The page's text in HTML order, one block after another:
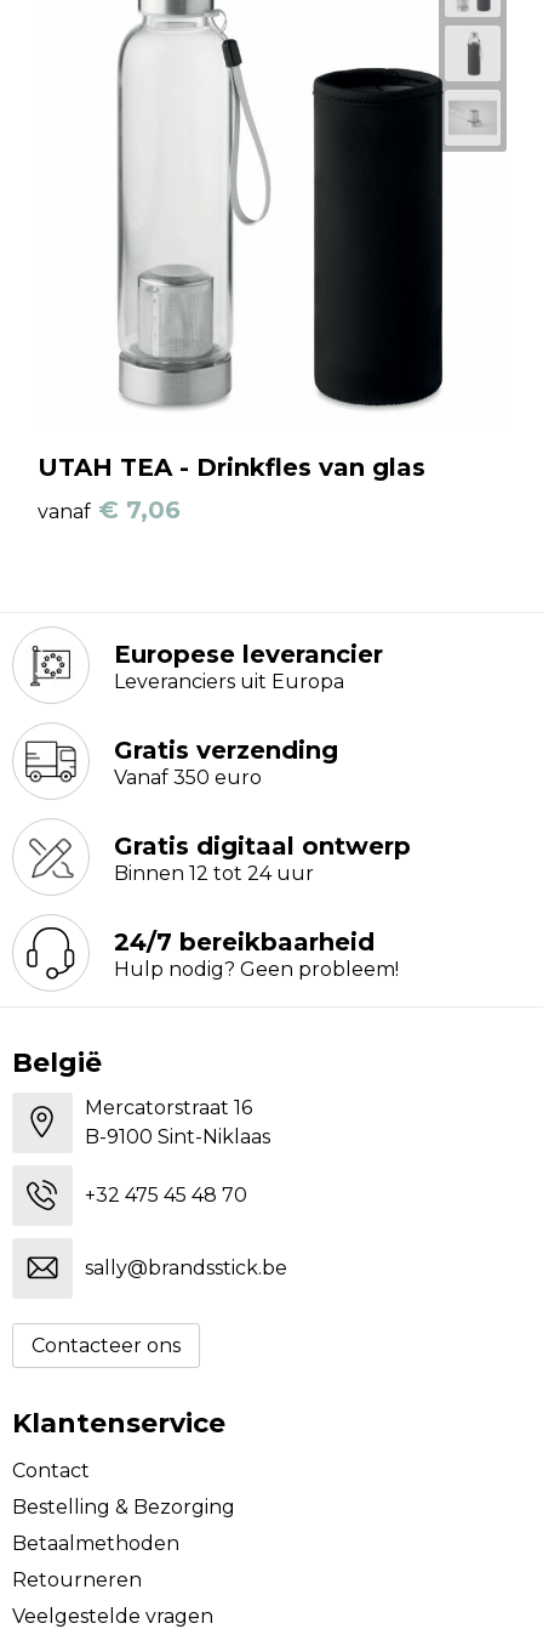
UTAH TEA - Drinkfles van glas
vanaf € 7,06
Europese leverancier
Leveranciers uit Europa
Gratis verzending
Vanaf 350 euro
Gratis digitaal ontwerp
Binnen 12 tot 24 uur
24/7 bereikbaarheid
Hulp nodig? Geen probleem!
België
Mercatorstraat 16
B-9100 Sint-Niklaas
+32 475 45 48 70
sally@brandsstick.be
Contacteer ons
Klantenservice
Contact
Bestelling & Bezorging
Betaalmethoden
Retourneren
Veelgestelde vragen